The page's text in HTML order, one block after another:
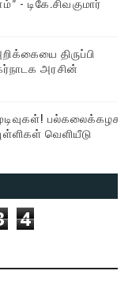
திருப்பி
அரசின்
பல்கலைக்கழக
வெளியீடு
4